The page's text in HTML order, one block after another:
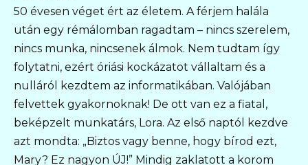
50 évesen véget ért az életem. A férjem halála
után egy rémálomban ragadtam – nincs szerelem,
nincs munka, nincsenek álmok. Nem tudtam így
folytatni, ezért óriási kockázatot vállaltam és a
nulláról kezdtem az informatikában. Valójában
felvettek gyakornoknak! De ott van ez a fiatal,
beképzelt munkatárs, Lora. Az első naptól kezdve
azt mondta: „Biztos vagy benne, hogy bírod ezt,
Mary? Ez nagyon ÚJ!” Mindig zaklatott a korom